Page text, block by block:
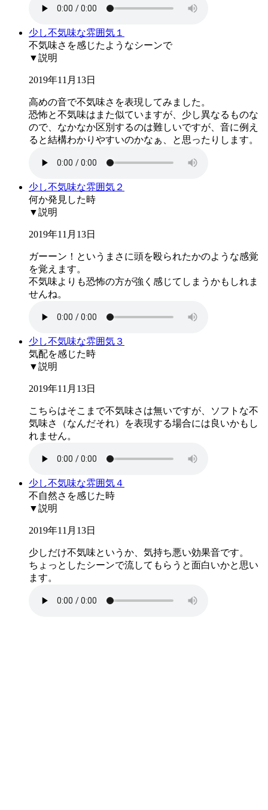
少し不気味な雰囲気１
不気味さを感じたようなシーンで
▼説明
2019年11月13日
高めの音で不気味さを表現してみました。
恐怖と不気味はまた似ていますが、少し異なるものな
ので、なかなか区別するのは難しいですが、音に例え
ると結構わかりやすいのかなぁ、と思ったりします。
少し不気味な雰囲気２
何か発見した時
▼説明
2019年11月13日
ガーーン！というまさに頭を殴られたかのような感覚
を覚えます。
不気味よりも恐怖の方が強く感じてしまうかもしれま
せんね。
少し不気味な雰囲気３
気配を感じた時
▼説明
2019年11月13日
こちらはそこまで不気味さは無いですが、ソフトな不
気味さ（なんだそれ）を表現する場合には良いかもし
れません。
少し不気味な雰囲気４
不自然さを感じた時
▼説明
2019年11月13日
少しだけ不気味というか、気持ち悪い効果音です。
ちょっとしたシーンで流してもらうと面白いかと思い
ます。